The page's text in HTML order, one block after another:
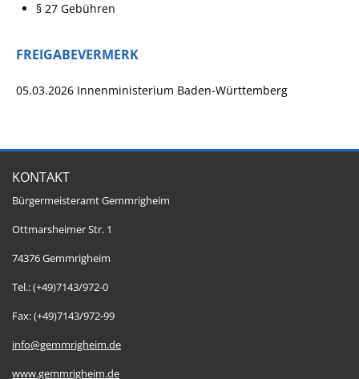
§ 27Gebühren
FREIGABEVERMERK
05.03.2026 Innenministerium Baden-Württemberg
KONTAKT
Bürgermeisteramt Gemmrigheim
Ottmarsheimer Str. 1
74376 Gemmrigheim
Tel.: (+49)7143/972-0
Fax: (+49)7143/972-99
info@gemmrigheim.de
www.gemmrigheim.de